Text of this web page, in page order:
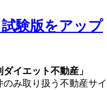
験版をアップ
ダイエット不動産」
み取り扱う不動産サイ